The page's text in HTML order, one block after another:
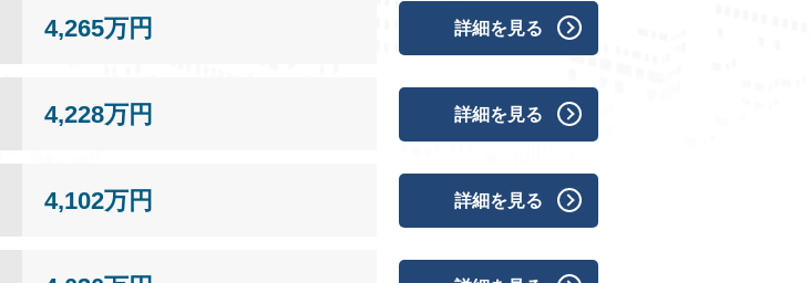
4,265万円 詳細を見る
4,228万円 詳細を見る
4,102万円 詳細を見る